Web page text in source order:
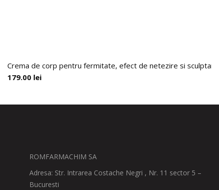
Crema de corp pentru fermitate, efect de netezire si sculptare
179.00 lei
ROMFARMACHIM SA
Adresa: Str. Intrarea Costache Negri , Nr. 11 sector 5 –
Bucuresti